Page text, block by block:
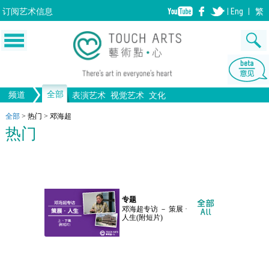
订阅艺术信息 Eng 繁
频道 全部 表演艺术 视觉艺术 文化
音乐
绘画
生活
全部 > 热门 > 邓海超
热门
专题
邓海超专访 － 策展 ·
人生(附短片)